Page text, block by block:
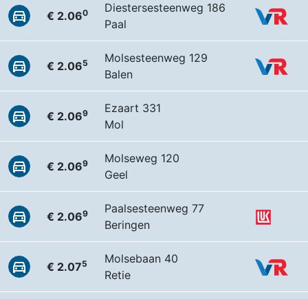
€ 2.060
Diestersesteenweg 186
Paal
€ 2.065
Molsesteenweg 129
Balen
€ 2.069
Ezaart 331
Mol
€ 2.069
Molseweg 120
Geel
€ 2.069
Paalsesteenweg 77
Beringen
€ 2.075
Molsebaan 40
Retie